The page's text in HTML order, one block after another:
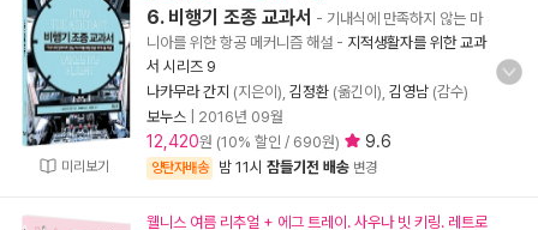
미리보기
6. 비행기 조종 교과서 - 기내식에 만족하지 않는 마
니아를 위한 항공 메커니즘 해설 - 지적생활자를 위한 교과
서 시리즈 9
나카무라 간지 (지은이), 김정환 (옮긴이), 김영남 (감수)
보누스
2016년 09월
12,420원 (10% 할인 / 690원) 9.6
양탄자배송 밤 11시 잠들기전 배송 변경
웰니스 여름 리추얼 + 에그 트레이. 사우나 빗 키링. 레트로